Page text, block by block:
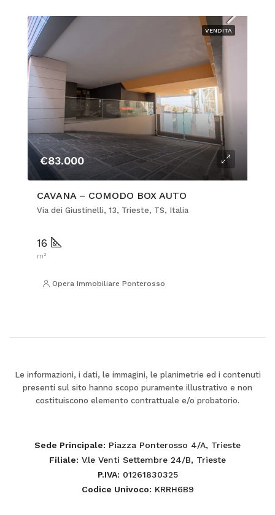
VENDITA
€83.000
CAVANA – COMODO BOX AUTO
Via dei Giustinelli, 13, Trieste, TS, Italia
16
m²
Opera Immobiliare Ponterosso
Le informazioni, i dati, le immagini, le planimetrie ed i contenuti
presenti sul sito hanno scopo puramente illustrativo e non
costituiscono elemento contrattuale e/o probatorio.
Sede Principale: Piazza Ponterosso 4/A, Trieste
Filiale: V.le Venti Settembre 24/B, Trieste
P.IVA: 01261830325
Codice Univoco: KRRH6B9